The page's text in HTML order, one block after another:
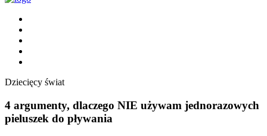
Dziecięcy świat
4 argumenty, dlaczego NIE używam jednorazowych
pieluszek do pływania